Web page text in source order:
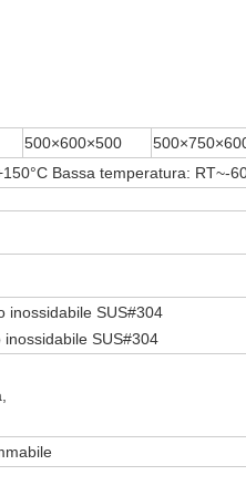
500×600×500
Bassa temperatura: RT~-
inossidabile SUS#304
SUS#304